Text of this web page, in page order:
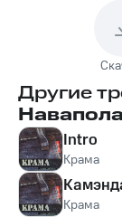
Другие
Intro
Крама
Крама